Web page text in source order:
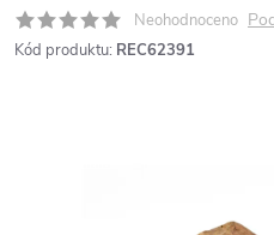
Neohodnoceno
Kód produktu: REC62391